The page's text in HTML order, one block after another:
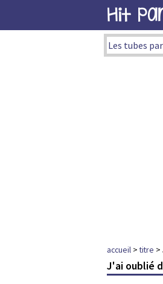
Hit
Les tubes
accueil >titre >
J'ai oublié